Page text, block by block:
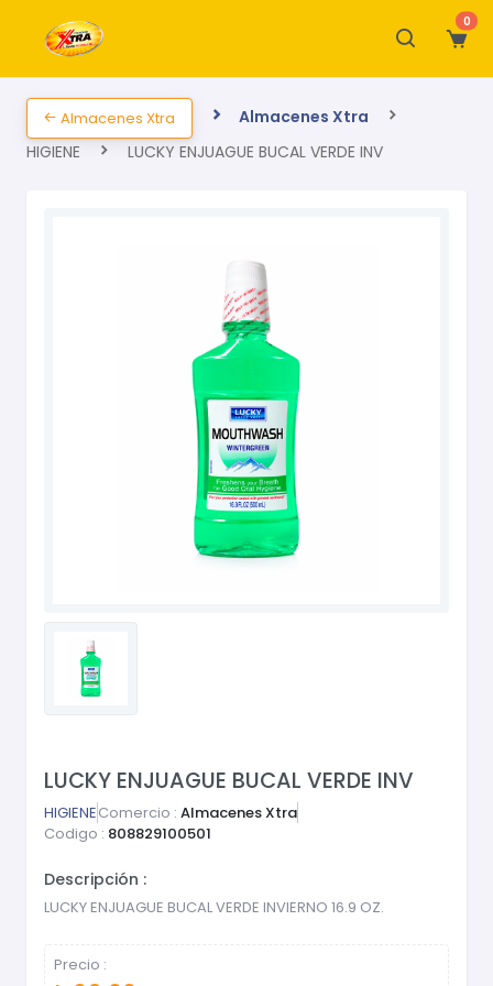
0
Almacenes Xtra
Almacenes Xtra
HIGIENE
LUCKY ENJUAGUE BUCAL VERDE INV
LUCKY ENJUAGUE BUCAL VERDE INV
HIGIENEComercio : Almacenes Xtra
Codigo : 808829100501
Descripción :
LUCKY ENJUAGUE BUCAL VERDE INVIERNO 16.9 OZ.
Precio :